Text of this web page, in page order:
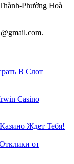
Phường Hoà
В Слот
Casino
Ждет Тебя!
от